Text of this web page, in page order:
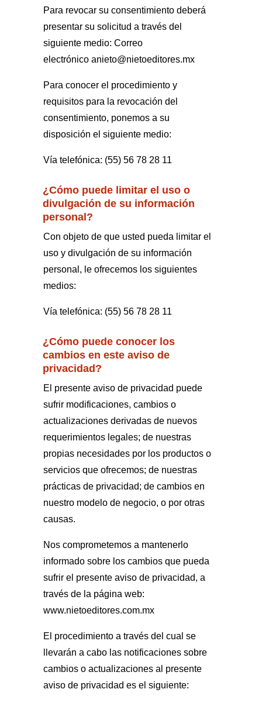
Para revocar su consentimiento deberá
presentar su solicitud a través del
siguiente medio: Correo
electrónico anieto@nietoeditores.mx
Para conocer el procedimiento y
requisitos para la revocación del
consentimiento, ponemos a su
disposición el siguiente medio:
Vía telefónica: (55) 56 78 28 11
¿Cómo puede limitar el uso o
divulgación de su información
personal?
Con objeto de que usted pueda limitar el
uso y divulgación de su información
personal, le ofrecemos los siguientes
medios:
Vía telefónica: (55) 56 78 28 11
¿Cómo puede conocer los
cambios en este aviso de
privacidad?
El presente aviso de privacidad puede
sufrir modificaciones, cambios o
actualizaciones derivadas de nuevos
requerimientos legales; de nuestras
propias necesidades por los productos o
servicios que ofrecemos; de nuestras
prácticas de privacidad; de cambios en
nuestro modelo de negocio, o por otras
causas.
Nos comprometemos a mantenerlo
informado sobre los cambios que pueda
sufrir el presente aviso de privacidad, a
través de la página web:
www.nietoeditores.com.mx
El procedimiento a través del cual se
llevarán a cabo las notificaciones sobre
cambios o actualizaciones al presente
aviso de privacidad es el siguiente: